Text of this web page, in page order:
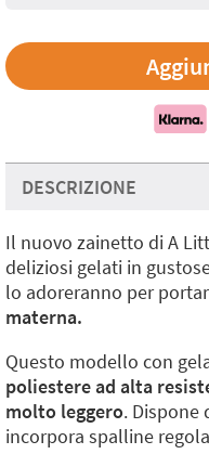
DESCRIZIONE
Il nuovo zainetto di A
deliziosi gelati in
lo adoreranno per
materna.
Questo modello con
poliestere ad alta
molto leggero. Dispone
incorpora spalline